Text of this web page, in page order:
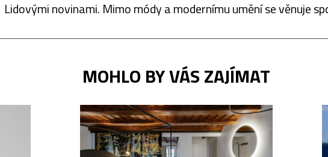
Lidovými novinami. Mimo módy a modernímu umění se věnuje
MOHLO BY VÁS ZAJÍMAT